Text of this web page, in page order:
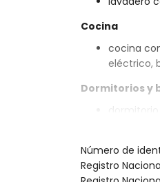
Cocina
cocina
eléctrico,
Dormitorios y
dormitorio
dormitorio
Número de
Registro